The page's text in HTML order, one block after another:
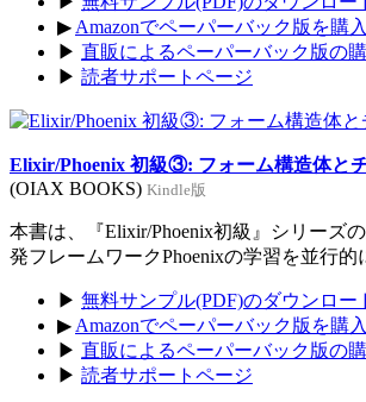
▶ Amazonでペーパーバック版を購入
▶ 直販によるペーパーバック版の
▶ 読者サポートページ
Elixir/Phoenix 初級③: フォーム構造体と
(OIAX BOOKS) Kindle版
本書は、『Elixir/Phoenix初級』シリーズ
発フレームワークPhoenixの学習を並行的
▶ 無料サンプル(PDF)のダウンロー
▶ Amazonでペーパーバック版を購入
▶ 直販によるペーパーバック版の
▶ 読者サポートページ